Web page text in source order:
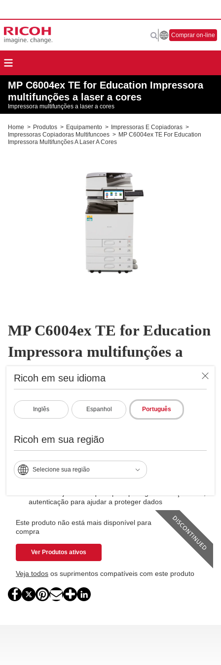
Ricoh em seu idioma
Inglês Espanhol Português
Ricoh em sua região
Selecione sua região
Comprar on-line
MP C6004ex TE for Education Impressora
multifunções a laser a cores
Impressora multifunções a laser a cores
Home > Produtos > Equipamento > Impressoras E Copiadoras >
Impressoras Copiadoras Multifuncoes > MP C6004ex TE For Education
Impressora Multifunções A Laser A Cores
MP C6004ex TE for Education
Impressora multifunções a
laser a cores
Impressora multifunções a laser a
cores
ID: 418008
Resolução máxima de impressão de 1200x1200 dpi
Capacidade de papel de 2.200 páginas
autenticação para ajudar a proteger dados
Este produto não está mais disponível para
compra
Ver Produtos ativos
Veja todos os suprimentos compatíveis com este produto